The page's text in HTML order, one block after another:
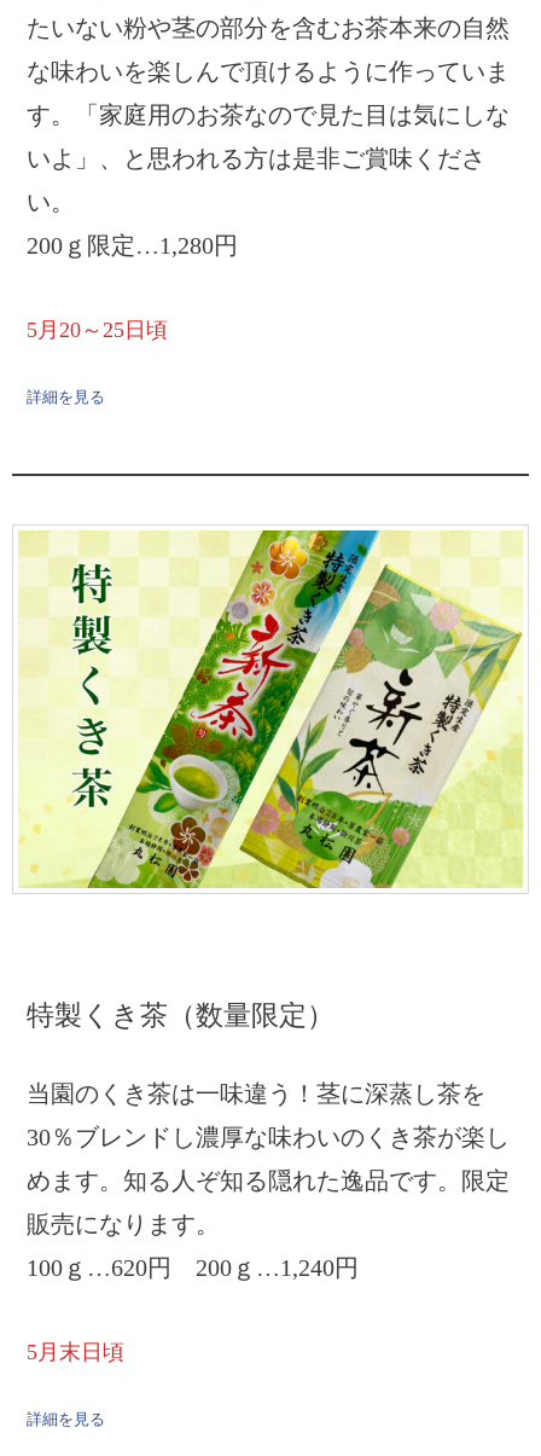
たいない粉や茎の部分を含むお茶本来の自然
な味わいを楽しんで頂けるように作っていま
す。「家庭用のお茶なので見た目は気にしな
いよ」、と思われる方は是非ご賞味くださ
い。
200ｇ限定…1,280円
5月20～25日頃
詳細を見る
特製くき茶（数量限定）
当園のくき茶は一味違う！茎に深蒸し茶を
30％ブレンドし濃厚な味わいのくき茶が楽し
めます。知る人ぞ知る隠れた逸品です。限定
販売になります。
100ｇ…620円 200ｇ…1,240円
5月末日頃
詳細を見る